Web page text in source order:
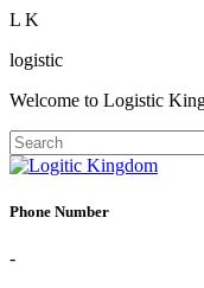
L K
logistic
Welcome to Logistic
Phone Number
-